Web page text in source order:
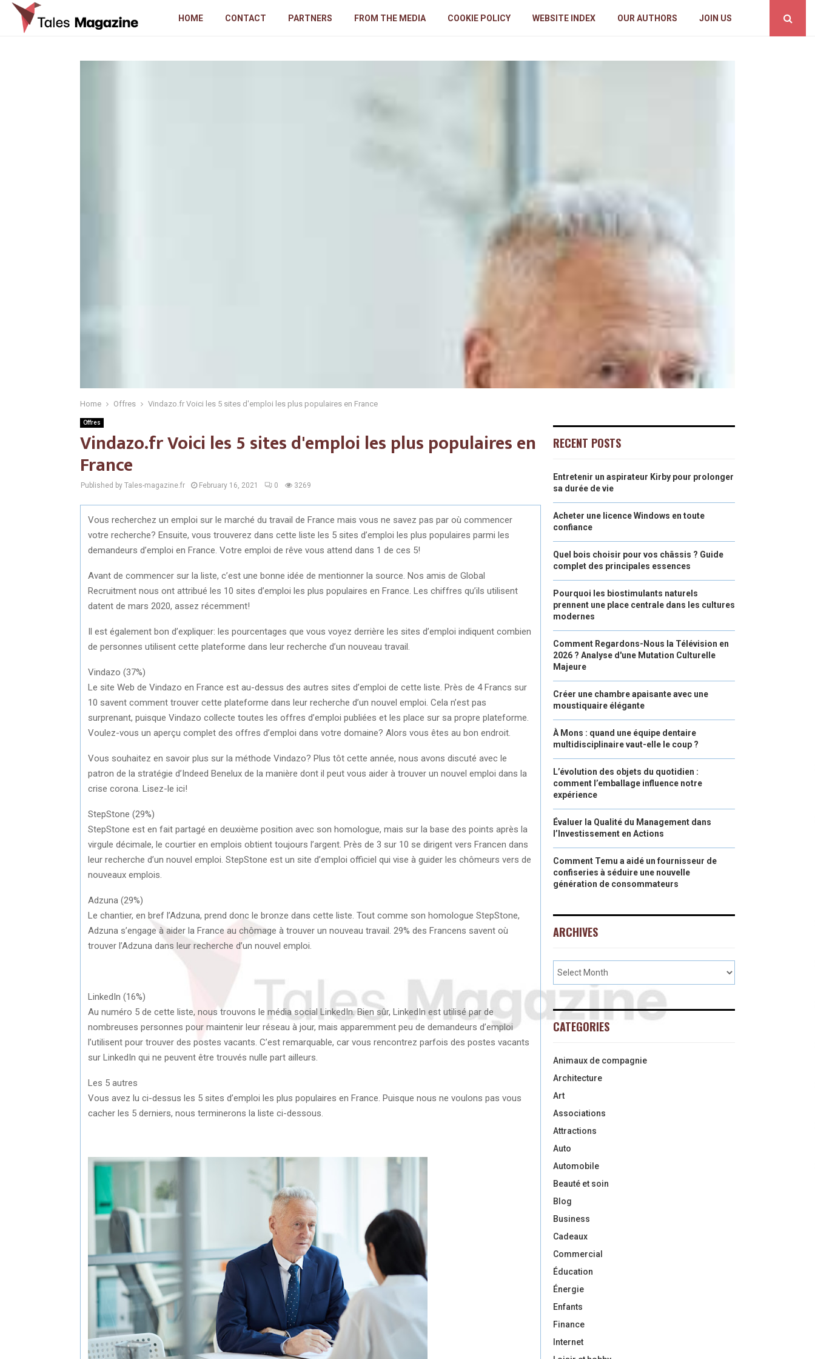
HOME CONTACT PARTNERS FROM THE MEDIA COOKIE POLICY WEBSITE INDEX OUR AUTHORS JOIN US
Home Offres Vindazo.fr Voici les 5 sites d'emploi les plus populaires en France
Offres
Vindazo.fr Voici les 5 sites d'emploi les plus populaires en
France
Published by Tales-magazine.fr February 16, 2021 0 3269
Vous recherchez un emploi sur le marché du travail de France mais vous ne savez pas par où commencer
votre recherche? Ensuite, vous trouverez dans cette liste les 5 sites d’emploi les plus populaires parmi les
demandeurs d’emploi en France. Votre emploi de rêve vous attend dans 1 de ces 5!
Avant de commencer sur la liste, c’est une bonne idée de mentionner la source. Nos amis de Global
Recruitment nous ont attribué les 10 sites d’emploi les plus populaires en France. Les chiffres qu’ils utilisent
datent de mars 2020, assez récemment!
Il est également bon d’expliquer: les pourcentages que vous voyez derrière les sites d’emploi indiquent combien
de personnes utilisent cette plateforme dans leur recherche d’un nouveau travail.
Vindazo (37%)
Le site Web de Vindazo en France est au-dessus des autres sites d’emploi de cette liste. Près de 4 Francs sur
10 savent comment trouver cette plateforme dans leur recherche d’un nouvel emploi. Cela n’est pas
surprenant, puisque Vindazo collecte toutes les offres d’emploi publiées et les place sur sa propre plateforme.
Voulez-vous un aperçu complet des offres d’emploi dans votre domaine? Alors vous êtes au bon endroit.
Vous souhaitez en savoir plus sur la méthode Vindazo? Plus tôt cette année, nous avons discuté avec le
patron de la stratégie d’Indeed Benelux de la manière dont il peut vous aider à trouver un nouvel emploi dans la
crise corona. Lisez-le ici!
StepStone (29%)
StepStone est en fait partagé en deuxième position avec son homologue, mais sur la base des points après la
virgule décimale, le courtier en emplois obtient toujours l’argent. Près de 3 sur 10 se dirigent vers Francen dans
leur recherche d’un nouvel emploi. StepStone est un site d’emploi officiel qui vise à guider les chômeurs vers de
nouveaux emplois.
Adzuna (29%)
Le chantier, en bref l’Adzuna, prend donc le bronze dans cette liste. Tout comme son homologue StepStone,
Adzuna s’engage à aider la France au chômage à trouver un nouveau travail. 29% des Francens savent où
trouver l’Adzuna dans leur recherche d’un nouvel emploi.
LinkedIn (16%)
Au numéro 5 de cette liste, nous trouvons le média social LinkedIn. Bien sûr, LinkedIn est utilisé par de
nombreuses personnes pour maintenir leur réseau à jour, mais apparemment peu de demandeurs d’emploi
l’utilisent pour trouver des postes vacants. C’est remarquable, car vous rencontrez parfois des postes vacants
sur LinkedIn qui ne peuvent être trouvés nulle part ailleurs.
Les 5 autres
Vous avez lu ci-dessus les 5 sites d’emploi les plus populaires en France. Puisque nous ne voulons pas vous
cacher les 5 derniers, nous terminerons la liste ci-dessous.
RECENT POSTS
Entretenir un aspirateur Kirby pour prolonger
sa durée de vie
Acheter une licence Windows en toute
confiance
Quel bois choisir pour vos châssis ? Guide
complet des principales essences
Pourquoi les biostimulants naturels
prennent une place centrale dans les cultures
modernes
Comment Regardons-Nous la Télévision en
2026 ? Analyse d'une Mutation Culturelle
Majeure
Créer une chambre apaisante avec une
moustiquaire élégante
À Mons : quand une équipe dentaire
multidisciplinaire vaut-elle le coup ?
L’évolution des objets du quotidien :
comment l’emballage influence notre
expérience
Évaluer la Qualité du Management dans
l’Investissement en Actions
Comment Temu a aidé un fournisseur de
confiseries à séduire une nouvelle
génération de consommateurs
ARCHIVES
CATEGORIES
Animaux de compagnie
Architecture
Art
Associations
Attractions
Auto
Automobile
Beauté et soin
Blog
Business
Cadeaux
Commercial
Éducation
Énergie
Enfants
Finance
Internet